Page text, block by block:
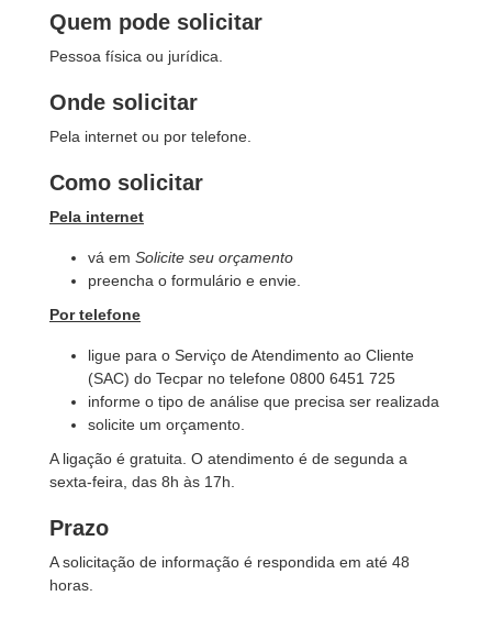
Quem pode solicitar
Pessoa física ou jurídica.
Onde solicitar
Pela internet ou por telefone.
Como solicitar
Pela internet
vá em Solicite seu orçamento
preencha o formulário e envie.
Por telefone
ligue para o Serviço de Atendimento ao Cliente
(SAC) do Tecpar no telefone 0800 6451 725
informe o tipo de análise que precisa ser realizada
solicite um orçamento.
A ligação é gratuita. O atendimento é de segunda a
sexta-feira, das 8h às 17h.
Prazo
A solicitação de informação é respondida em até 48
horas.